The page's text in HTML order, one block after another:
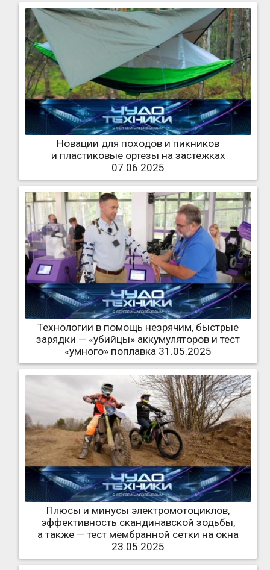
Новации для походов и пикников
и пластиковые ортезы на застежках
07.06.2025
Технологии в помощь незрячим, быстрые
зарядки — «убийцы» аккумуляторов и тест
«умного» поплавка 31.05.2025
Плюсы и минусы электромотоциклов,
эффективность скандинавской зодьбы,
а также — тест мембранной сетки на окна
23.05.2025